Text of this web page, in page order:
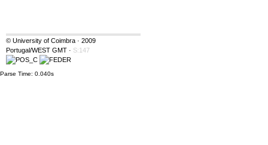
© University of Coimbra · 2009
Portugal/WEST GMT · S:147
Parse Time: 0.040s